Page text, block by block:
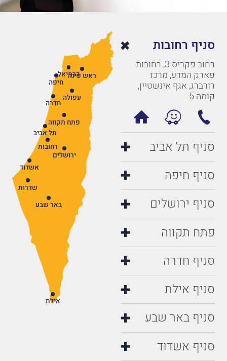
סניף רחובות
רחוב פקריס 3, רחובות
פארק המדע, מרכז
רורברג, אגף אינשטיין,
קומה 5
סניף תל אביב
סניף חיפה
סניף ירושלים
פתח תקווה
סניף חדרה
סניף אילת
סניף באר שבע
סניף אשדוד
רחובות
תל אביב
חיפה
ירושלים
פתח תקווה
חדרה
אילת
באר שבע
אשדוד
שדרות
עפולה
ראש פינהכרמיאל